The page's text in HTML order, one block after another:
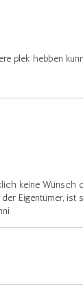
plek hebben
keine
Eigentümer,